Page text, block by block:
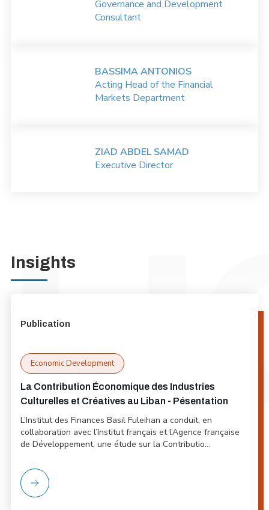
Governance and Development
Consultant
BASSIMA ANTONIOS
Acting Head of the Financial
Markets Department
ZIAD ABDEL SAMAD
Executive Director
Insights
Publication
Economic Development
La Contribution Économique des Industries
Culturelles et Créatives au Liban - Pésentation
L’Institut des Finances Basil Fuleihan a conduit, en
collaboration avec l’Institut français et l’Agence française
de Développement, une étude sur la Contributio...